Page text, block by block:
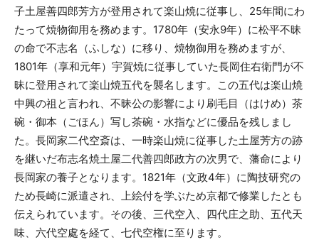
子土屋善四郎芳方が登用されて楽山焼に従事し、25年間にわ
たって焼物御用を務めます。1780年（安永9年）に松平不昧
の命で不志名（ふしな）に移り、焼物御用を務めますが、
1801年（享和元年）宇賀焼に従事していた長岡住右衛門が不
昧に登用されて楽山焼五代を襲名します。この五代は楽山焼
中興の祖と言われ、不昧公の影響により刷毛目（はけめ）茶
碗・御本（ごほん）写し茶碗・水指などに優品を残しまし
た。長岡家二代空斎は、一時楽山焼に従事した土屋芳方の跡
を継いだ布志名焼土屋二代善四郎政方の次男で、藩命により
長岡家の養子となります。1821年（文政4年）に陶技研究の
ため長崎に派遣され、上絵付を学ぶため京都で修業したとも
伝えられています。その後、三代空入、四代庄之助、五代天
味、六代空處を経て、七代空権に至ります。